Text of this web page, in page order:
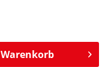
Warenkorb